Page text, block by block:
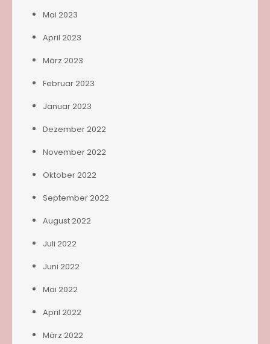
Mai 2023
April 2023
März 2023
Februar 2023
Januar 2023
Dezember 2022
November 2022
Oktober 2022
September 2022
August 2022
Juli 2022
Juni 2022
Mai 2022
April 2022
März 2022